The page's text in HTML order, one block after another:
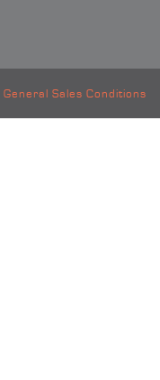
General Sales Conditions